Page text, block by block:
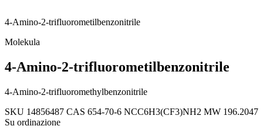
4-Amino-2-trifluorometilbenzonitrile
Molekula
4-Amino-2-trifluorometilbenzonitrile
4-Amino-2-trifluoromethylbenzonitrile
SKU 14856487 CAS 654-70-6 NCC6H3(CF3)NH2 MW 196.2047
Su ordinazione